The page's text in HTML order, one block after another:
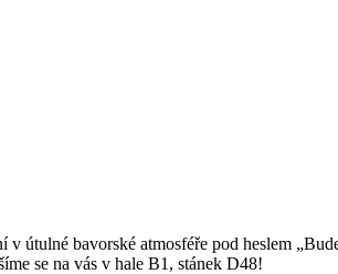
útulné bavorské atmosféře pod heslem
se na vás v hale B1, stánek D48!